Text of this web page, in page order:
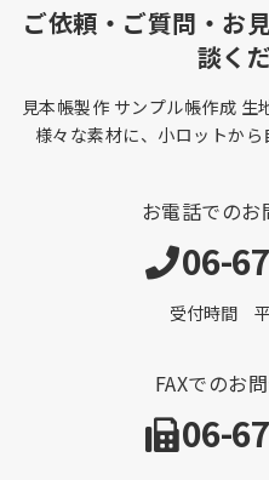
ご依頼・ご質問・お
談く
見本帳製作 サンプル帳作成
様々な素材に、小ロットから
お電話でのお
06-
受付時間
FAXでのお
06-